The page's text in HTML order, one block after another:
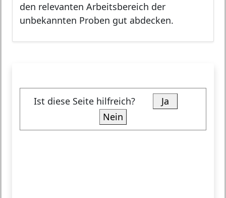
den relevanten Arbeitsbereich der
unbekannten Proben gut abdecken.
Ist diese Seite hilfreich?
Ja
Nein